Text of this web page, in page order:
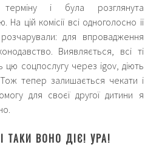
і була розглянута
На цій комісії всі одноголосно її
для впровадження
Виявляється, всі ті
цю соцпослугу через igov, діють
тепер залишається чекати і
для своєї другої дитини я
ТАКИ ВОНО ДІЄ! УРА!